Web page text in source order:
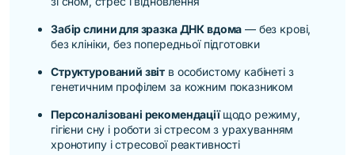
Забір слини для зразка ДНК вдома — без крові,
без клініки, без попередньої підготовки
Структурований звіт в особистому кабінеті з
генетичним профілем за кожним показником
Персоналізовані рекомендаціїщодо режиму,
гігієни сну і роботи зі стресом з урахуванням
хронотипу і стресової реактивності